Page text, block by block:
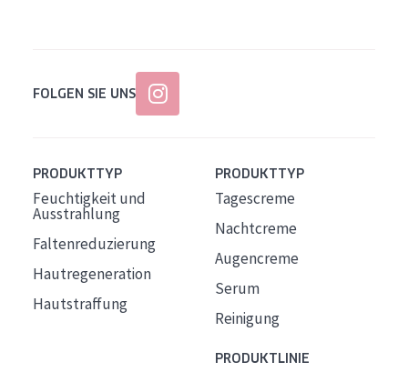
FOLGEN SIE UNS
PRODUKTTYP
Feuchtigkeit und
Ausstrahlung
Faltenreduzierung
Hautregeneration
Hautstraffung
PRODUKTTYP
Tagescreme
Nachtcreme
Augencreme
Serum
Reinigung
PRODUKTLINIE